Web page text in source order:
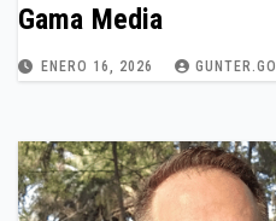
Gama Media
ENERO 16, 2026